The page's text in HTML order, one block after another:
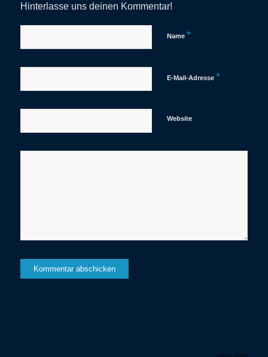
Hinterlasse uns deinen Kommentar!
Name *
E-Mail-Adresse *
Website